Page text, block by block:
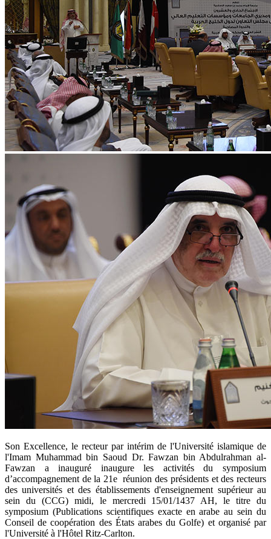
​Son Excellence, le recteur par intérim de l'Université islamique de
l'Imam Muhammad bin Saoud Dr. Fawzan bin Abdulrahman al-
Fawzan a inauguré inaugure les activités du symposium
d’accompagnement de la 21e réunion des présidents et des recteurs
des universités et des établissements d'enseignement supérieur au
sein du (CCG) midi, le mercredi 15/01/1437 AH, le titre du
symposium (Publications scientifiques exacte en arabe au sein du
Conseil de coopération des États arabes du Golfe) et organisé par
l'Université à l'Hôtel Ritz-Carlton.